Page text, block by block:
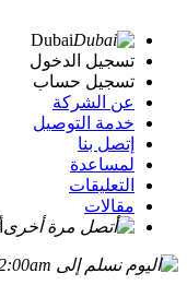
Dubai
تسجيل الدخول
تسجيل حساب
عن الشركة
خدمة التوصيل
إتصل بنا
لمساعدة
التعليقات
مقالات